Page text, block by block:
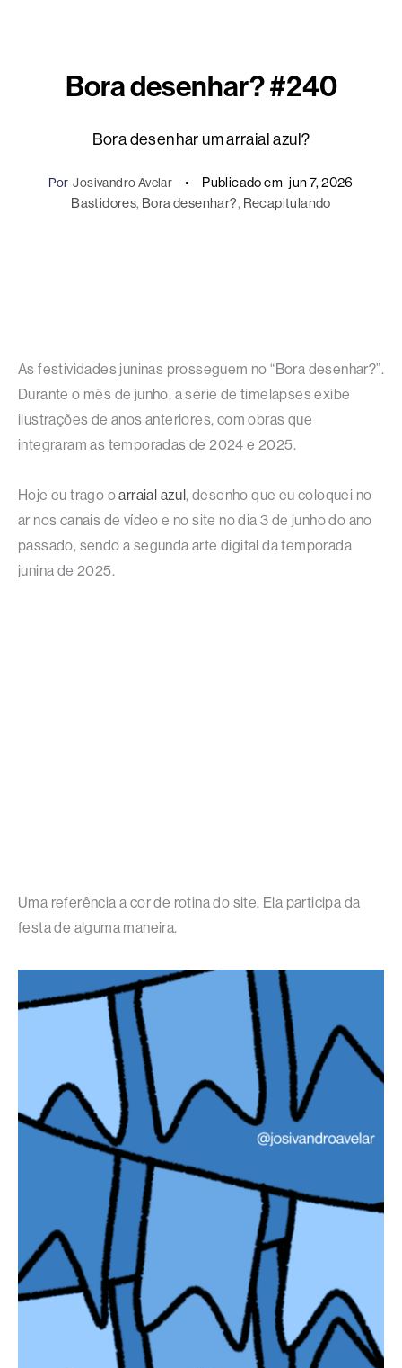
Bora desenhar? #240
Bora desenhar um arraial azul?
Por Josivandro Avelar Publicado em jun 7, 2026
Bastidores, Bora desenhar?, Recapitulando
As festividades juninas prosseguem no “Bora desenhar?”.
Durante o mês de junho, a série de timelapses exibe
ilustrações de anos anteriores, com obras que
integraram as temporadas de 2024 e 2025.
Hoje eu trago oarraial azul, desenho que eu coloquei no
ar nos canais de vídeo e no site no dia 3 de junho do ano
passado, sendo a segunda arte digital da temporada
junina de 2025.
Uma referência a cor de rotina do site. Ela participa da
festa de alguma maneira.